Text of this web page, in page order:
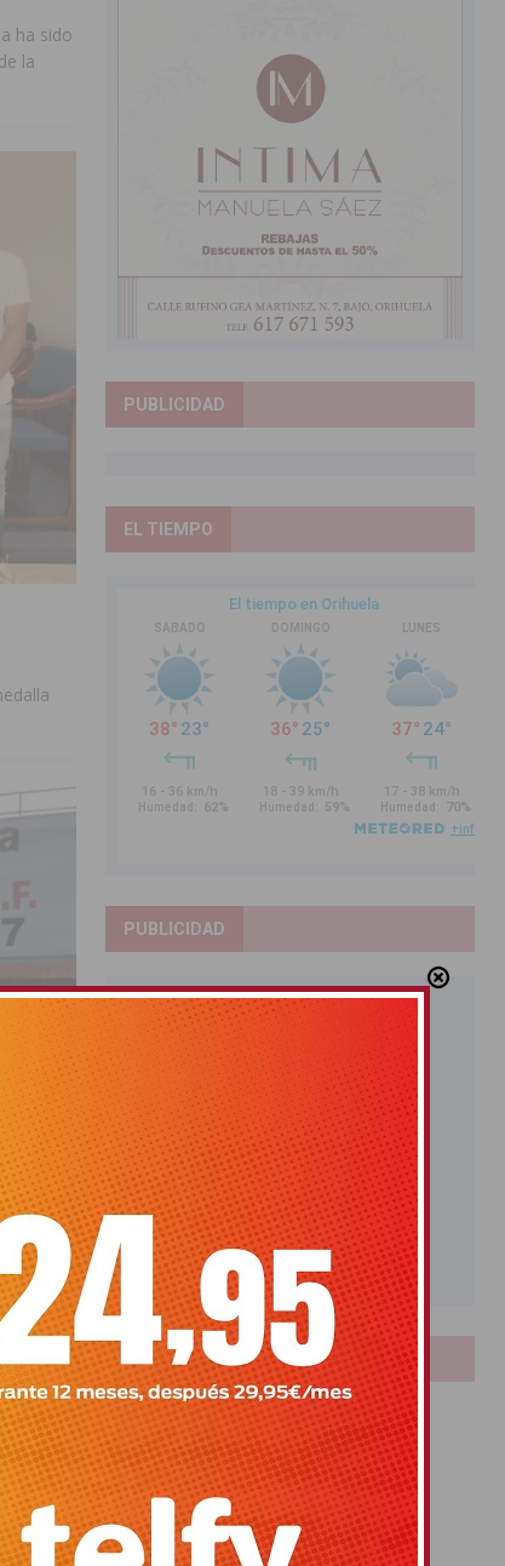
ha sido
la
de
PUBLICIDAD
EL TIEMPO
PUBLICIDAD
LOTERIAS
Bonoloto
Primitiva
El Gordo
Euromillones
Loteria
Once